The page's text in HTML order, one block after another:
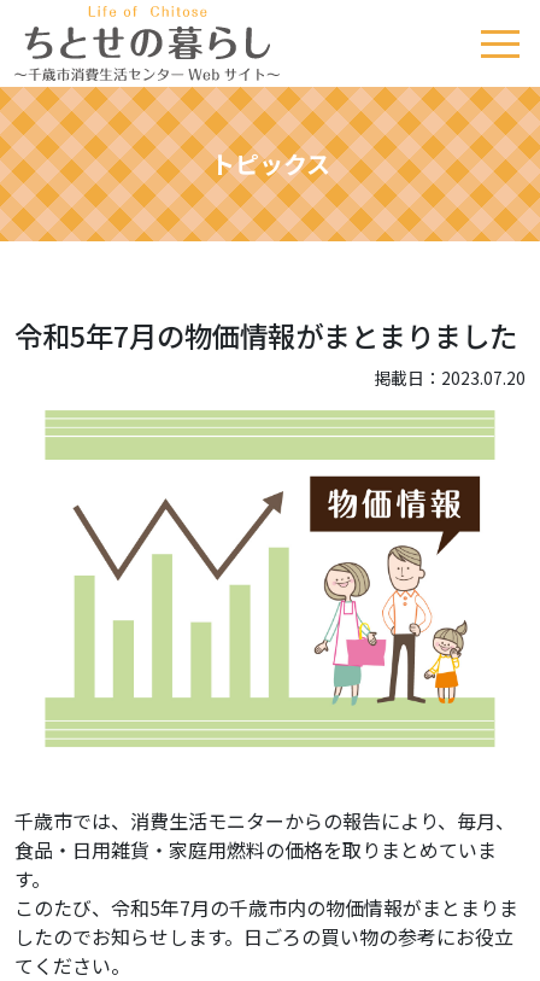
トピックス
令和5年7月の物価情報がまとまりました
掲載日：2023.07.20
千歳市では、消費生活モニターからの報告により、毎月、
食品・日用雑貨・家庭用燃料の価格を取りまとめていま
す。
このたび、令和5年7月の千歳市内の物価情報がまとまりま
したのでお知らせします。日ごろの買い物の参考にお役立
てください。